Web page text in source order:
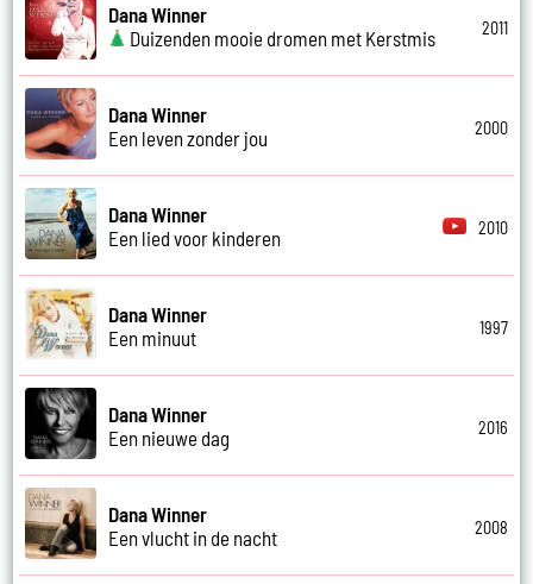
Dana Winner
Duizenden mooie dromen met Kerstmis
2011
Dana Winner
Een leven zonder jou
2000
Dana Winner
Een lied voor kinderen
2010
Dana Winner
Een minuut
1997
Dana Winner
Een nieuwe dag
2016
Dana Winner
Een vlucht in de nacht
2008